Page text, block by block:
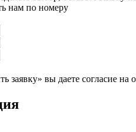
нам по номеру
заявку» вы даете согласие